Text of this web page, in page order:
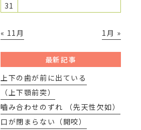
31
« 11月 1月 »
最新記事
上下の歯が前に出ている
（上下顎前突）
嚙み合わせのずれ （先天性欠如）
口が閉まらない（開咬）